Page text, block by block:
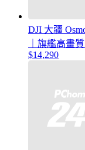
DJI 大疆
｜旗艦高畫
$14,290